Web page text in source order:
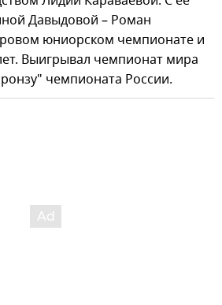
Давыдовой – Роман
юниорском чемпионате и
Выигрывал чемпионат мира
чемпионата России.